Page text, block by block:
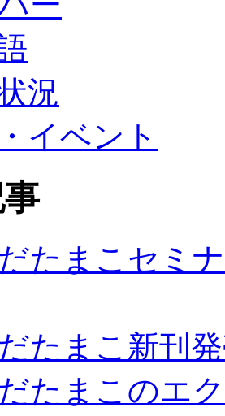
況
イベント
たまこセミ
たまこ新刊
たまこのエ